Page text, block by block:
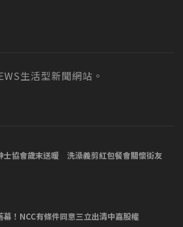
生活型新聞網站。
士協會歲末送暖 洗澡義剪紅包餐會關懷街友
幕！NCC有條件同意三立出清中嘉股權